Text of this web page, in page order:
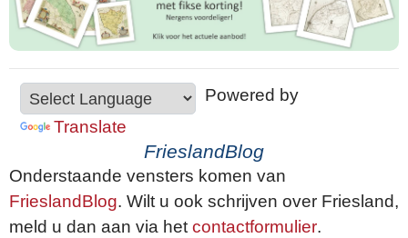
Powered by
Translate
FrieslandBlog
Onderstaande vensters komen van
FrieslandBlog. Wilt u ook schrijven over Friesland,
meld u dan aan via het contactformulier.